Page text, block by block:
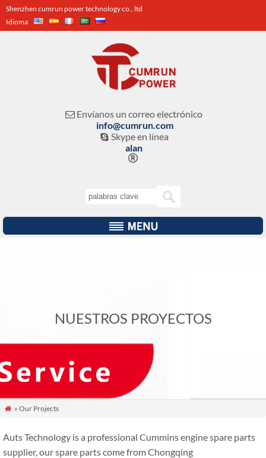
Shenzhen cumrun power technology co., ltd
Idioma
 Envíanos un correo electrónico
info@cumrun.com
 Skype en línea
alan

NUESTROS PROYECTOS
 » Our Projects
Auts Technology is a professional Cummins engine spare parts
supplier,our spare parts come from Chongqing